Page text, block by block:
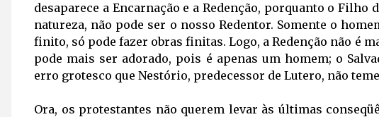
desaparece a Encarnação e a Redenção, porquanto o Filho
natureza, não pode ser o nosso Redentor. Somente o
finito, só pode fazer obras finitas. Logo, a Redenção não é
pode mais ser adorado, pois é apenas um homem; o
erro grotesco que Nestório, predecessor de Lutero, não
Ora, os protestantes não querem levar às últimas